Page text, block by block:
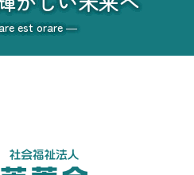
est orare ―